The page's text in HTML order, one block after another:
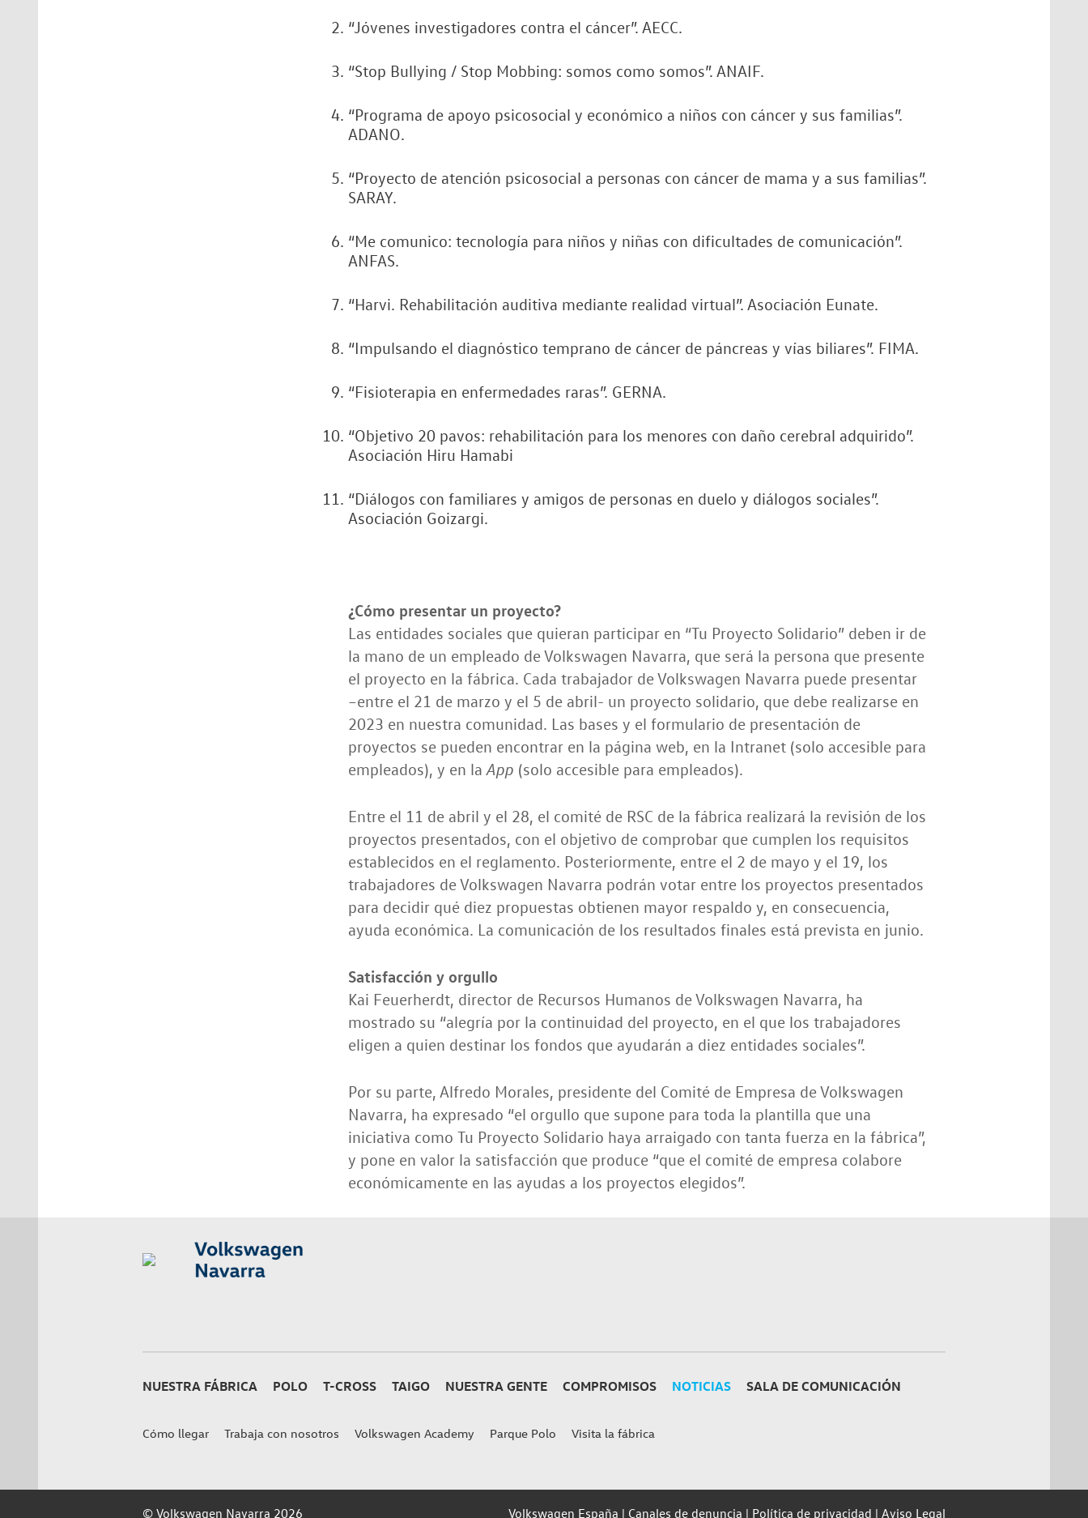
“Jóvenes investigadores contra el cáncer”. AECC.
“Stop Bullying / Stop Mobbing: somos como somos”. ANAIF.
“Programa de apoyo psicosocial y económico a niños con cáncer y sus familias”.
ADANO.
“Proyecto de atención psicosocial a personas con cáncer de mama y a sus familias”.
SARAY.
“Me comunico: tecnología para niños y niñas con dificultades de comunicación”.
ANFAS.
“Harvi. Rehabilitación auditiva mediante realidad virtual”. Asociación Eunate.
“Impulsando el diagnóstico temprano de cáncer de páncreas y vías biliares”. FIMA.
“Fisioterapia en enfermedades raras”. GERNA.
“Objetivo 20 pavos: rehabilitación para los menores con daño cerebral adquirido”.
Asociación Hiru Hamabi
“Diálogos con familiares y amigos de personas en duelo y diálogos sociales”.
Asociación Goizargi.
¿Cómo presentar un proyecto?
Las entidades sociales que quieran participar en “Tu Proyecto Solidario” deben ir de
la mano de un empleado de Volkswagen Navarra, que será la persona que presente
el proyecto en la fábrica. Cada trabajador de Volkswagen Navarra puede presentar
–entre el 21 de marzo y el 5 de abril- un proyecto solidario, que debe realizarse en
2023 en nuestra comunidad. Las bases y el formulario de presentación de
proyectos se pueden encontrar en la página web, en la Intranet (solo accesible para
empleados), y en la App (solo accesible para empleados).
Entre el 11 de abril y el 28, el comité de RSC de la fábrica realizará la revisión de los
proyectos presentados, con el objetivo de comprobar que cumplen los requisitos
establecidos en el reglamento. Posteriormente, entre el 2 de mayo y el 19, los
trabajadores de Volkswagen Navarra podrán votar entre los proyectos presentados
para decidir qué diez propuestas obtienen mayor respaldo y, en consecuencia,
ayuda económica. La comunicación de los resultados finales está prevista en junio.
Satisfacción y orgullo
Kai Feuerherdt, director de Recursos Humanos de Volkswagen Navarra, ha
mostrado su “alegría por la continuidad del proyecto, en el que los trabajadores
eligen a quien destinar los fondos que ayudarán a diez entidades sociales”.
Por su parte, Alfredo Morales, presidente del Comité de Empresa de Volkswagen
Navarra, ha expresado “el orgullo que supone para toda la plantilla que una
iniciativa como Tu Proyecto Solidario haya arraigado con tanta fuerza en la fábrica”,
y pone en valor la satisfacción que produce “que el comité de empresa colabore
económicamente en las ayudas a los proyectos elegidos”.
NUESTRA FÁBRICA POLO T-CROSS TAIGO NUESTRA GENTE COMPROMISOS NOTICIAS SALA DE COMUNICACIÓN
Cómo llegar Trabaja con nosotros Volkswagen Academy Parque Polo Visita la fábrica
© Volkswagen Navarra 2026 Volkswagen España Canales de denuncia Política de privacidad Aviso Legal